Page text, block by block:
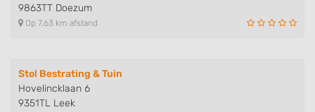
9863TT Doezum
Op 7,63 km afstand
Stol Bestrating & Tuin
Hovelincklaan 6
9351TL Leek